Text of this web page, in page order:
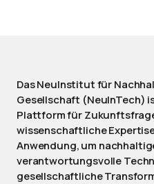
Das NeuInstitut für
Gesellschaft (NeuInTech)
Plattform für
wissenschaftliche
Anwendung, um
verantwortungsvolle
gesellschaftliche